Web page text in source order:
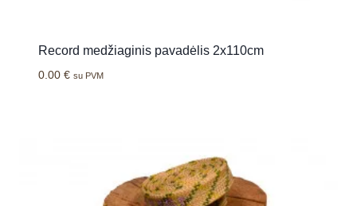
Record medžiaginis pavadėlis 2x110cm
0.00 € su PVM